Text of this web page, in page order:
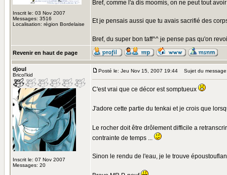
Inscrit le: 03 Nov 2007
Messages: 3516
Localisation: région Bordelaise
Bref, comme l'a dis moomis, on ne peut tout
Et je pensais aussi que tu avais sacrifié des
Bref, du super bon taff^^ je pense pas qu'on
Revenir en haut de page
djoul
Bricol'kid
Inscrit le: 07 Nov 2007
Messages: 20
Posté le: Jeu Nov 15, 2007 19:44 Sujet du
C'est vrai que ce décor est somptueux
J'adore cette partie du tenkai et je crois que
Le rocher doit être drôlement difficile a
contrainte de temps ...
Sinon le rendu de l'eau, je le trouve